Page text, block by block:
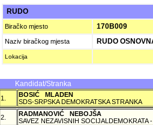
RUDO
Biračko mjesto 170B009
Naziv biračkog mjesta RUDO
Lokacija
Kandidat/Stranka
1.
BOSIĆ MLADEN
SDS-SRPSKA DEMOKRATSKA STRANKA
2.
RADMANOVIĆ NEBOJŠA
SAVEZ NEZAVISNIH SOCIJALDEMOKRATA